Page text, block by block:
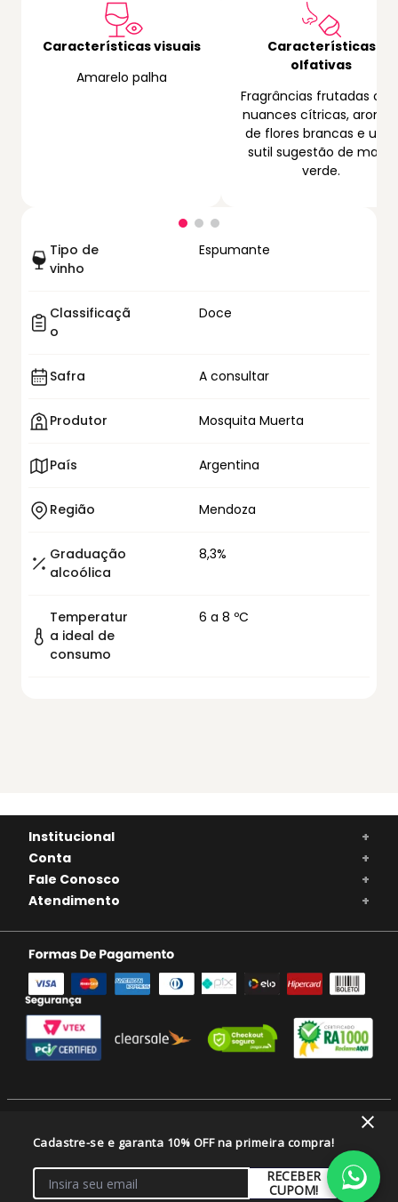
Tipo de
vinho
Espumante
Classificaçã
o
Doce
Safra A consultar
Produtor Mosquita Muerta
País Argentina
Região Mendoza
Graduação
alcoólica
8,3%
Temperatur
a ideal de
consumo
6 a 8 ºC
Características visuais
Amarelo palha
Características
olfativas
Fragrâncias frutadas
nuances cítricas,
de flores brancas e uma
sutil sugestão de maçã
verde.
Institucional
+
Conta
+
Fale Conosco
+
Atendimento
+
SE BEBER, NÃO DIRIJA. APRECIE COM MODERAÇÃO. A VENDA DE BEBIDAS
ALCOÓLICAS É PROIBIDA PARA MENORES DE 18 ANOS.
VIVAVINHO COMERCIO DE ALIMENTOS E BEBIDAS LTDA/CNPJ: 46.082.333/0001-
08 - Balneário Camboriú/SC
Cadastre-se e garanta 10% OFF na primeira compra!
RECEBER
CUPOM!